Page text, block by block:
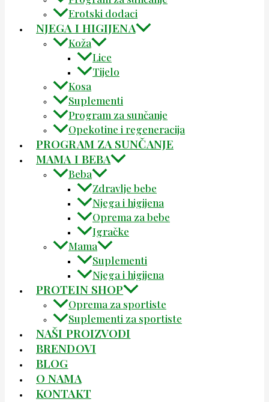
Erotski dodaci
NJEGA I HIGIJENA
Koža
Lice
Tijelo
Kosa
Suplementi
Program za sunčanje
Opekotine i regeneracija
PROGRAM ZA SUNČANJE
MAMA I BEBA
Beba
Zdravlje bebe
Njega i higijena
Oprema za bebe
Igračke
Mama
Suplementi
Njega i higijena
PROTEIN SHOP
Oprema za sportiste
Suplementi za sportiste
NAŠI PROIZVODI
BRENDOVI
BLOG
O NAMA
KONTAKT